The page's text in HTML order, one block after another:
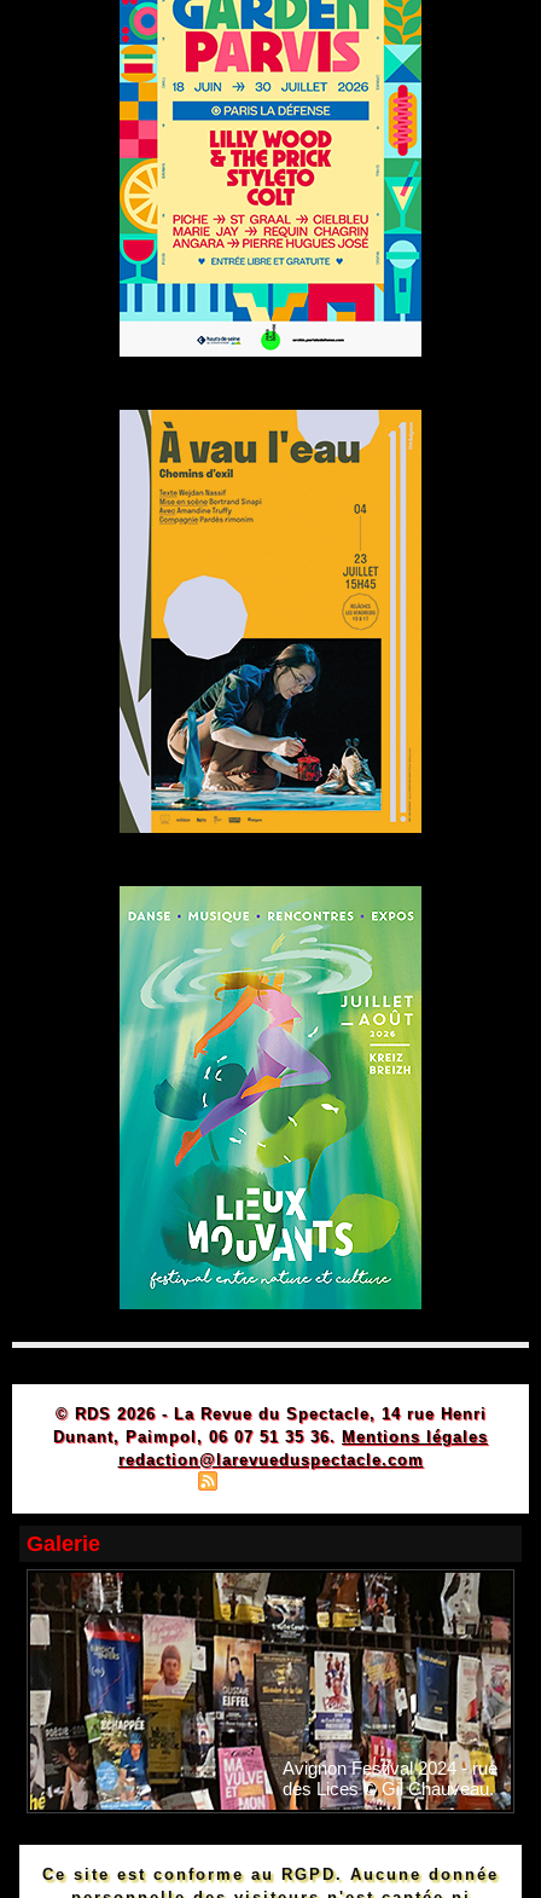
© RDS 2026 - La Revue du Spectacle, 14 rue Henri
Dunant, Paimpol, 06 07 51 35 36. Mentions légales
redaction@larevueduspectacle.com
Galerie
Avignon Festival 2024 - rue
des Lices © Gil Chauveau.
Ce site est conforme au RGPD. Aucune donnée